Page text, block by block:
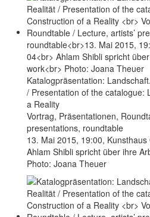
Katalogpräsentation:
/ Presentation of the catalogue:
a Reality
Vortrag, Präsentationen,
presentations, roundtable
13. Mai 2015, 19:00,
Ahlam Shibli spricht über ihre
Photo: Joana Theuer